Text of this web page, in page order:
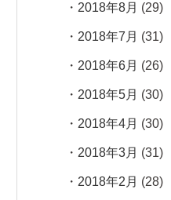
2018年8月 (29)
2018年7月 (31)
2018年6月 (26)
2018年5月 (30)
2018年4月 (30)
2018年3月 (31)
2018年2月 (28)